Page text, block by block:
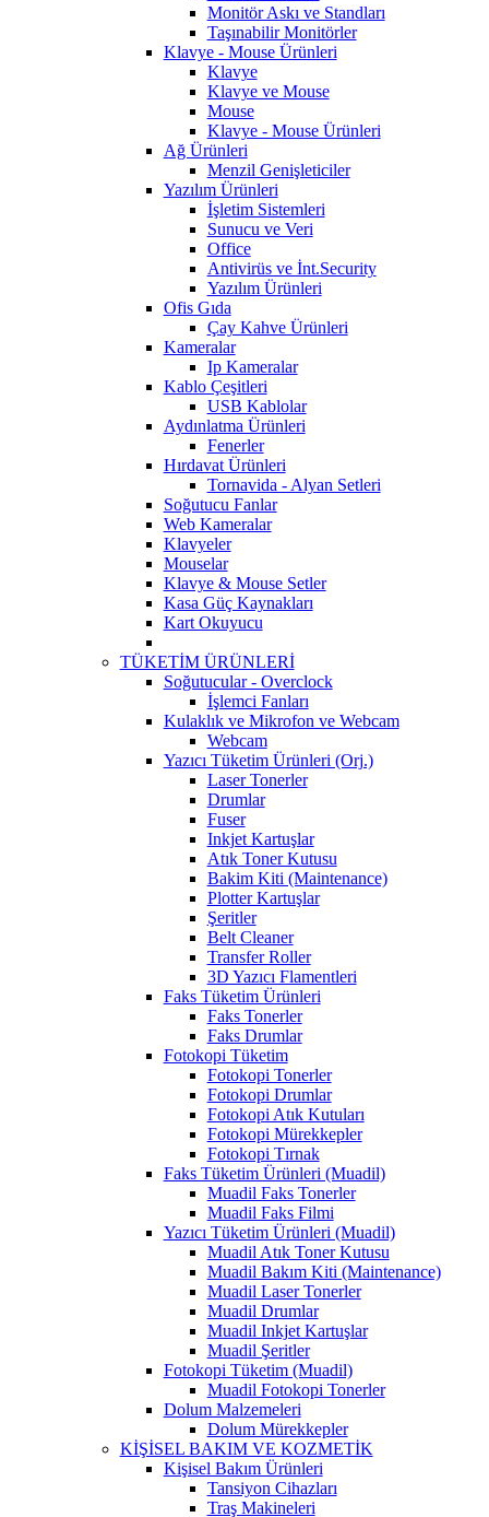
Monitör Askı ve Standları
Taşınabilir Monitörler
Klavye - Mouse Ürünleri
Klavye
Klavye ve Mouse
Mouse
Klavye - Mouse Ürünleri
Ağ Ürünleri
Menzil Genişleticiler
Yazılım Ürünleri
İşletim Sistemleri
Sunucu ve Veri
Office
Antivirüs ve İnt.Security
Yazılım Ürünleri
Ofis Gıda
Çay Kahve Ürünleri
Kameralar
Ip Kameralar
Kablo Çeşitleri
USB Kablolar
Aydınlatma Ürünleri
Fenerler
Hırdavat Ürünleri
Tornavida - Alyan Setleri
Soğutucu Fanlar
Web Kameralar
Klavyeler
Mouselar
Klavye & Mouse Setler
Kasa Güç Kaynakları
Kart Okuyucu
TÜKETİM ÜRÜNLERİ
Soğutucular - Overclock
İşlemci Fanları
Kulaklık ve Mikrofon ve Webcam
Webcam
Yazıcı Tüketim Ürünleri (Orj.)
Laser Tonerler
Drumlar
Fuser
Inkjet Kartuşlar
Atık Toner Kutusu
Bakim Kiti (Maintenance)
Plotter Kartuşlar
Şeritler
Belt Cleaner
Transfer Roller
3D Yazıcı Flamentleri
Faks Tüketim Ürünleri
Faks Tonerler
Faks Drumlar
Fotokopi Tüketim
Fotokopi Tonerler
Fotokopi Drumlar
Fotokopi Atık Kutuları
Fotokopi Mürekkepler
Fotokopi Tırnak
Faks Tüketim Ürünleri (Muadil)
Muadil Faks Tonerler
Muadil Faks Filmi
Yazıcı Tüketim Ürünleri (Muadil)
Muadil Atık Toner Kutusu
Muadil Bakım Kiti (Maintenance)
Muadil Laser Tonerler
Muadil Drumlar
Muadil Inkjet Kartuşlar
Muadil Şeritler
Fotokopi Tüketim (Muadil)
Muadil Fotokopi Tonerler
Dolum Malzemeleri
Dolum Mürekkepler
KİŞİSEL BAKIM VE KOZMETİK
Kişisel Bakım Ürünleri
Tansiyon Cihazları
Traş Makineleri